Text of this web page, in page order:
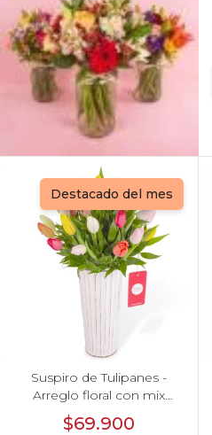
Destacado del mes
Suspiro de Tulipanes -
Arreglo floral con mix
multicolor de 30 tulipanes
$69.900